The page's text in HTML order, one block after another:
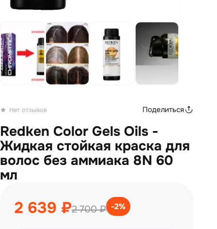
Нет отзывов Поделиться
Redken Color Gels Oils -
Жидкая стойкая краска для
волос без аммиака 8N 60
мл
2 639 ₽2 700 ₽ -2%